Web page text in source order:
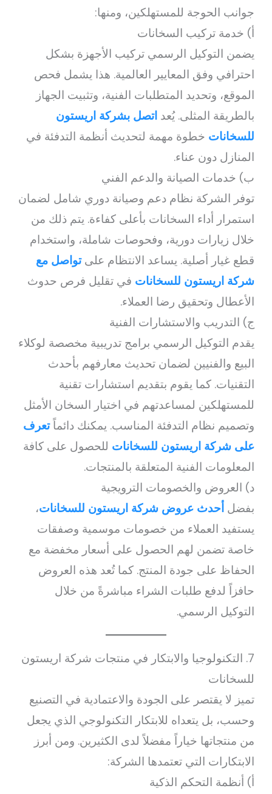
جوانب الحوجة للمستهلكين، ومنها:
أ) خدمة تركيب السخانات
يضمن التوكيل الرسمي تركيب الأجهزة بشكل
احترافي وفق المعايير العالمية. هذا يشمل فحص
الموقع، وتحديد المتطلبات الفنية، وتثبيت الجهاز
بالطريقة المثلى. يُعداتصل بشركة اريستون
للسخانات خطوة مهمة لتحديث أنظمة التدفئة في
المنازل دون عناء.
ب) خدمات الصيانة والدعم الفني
توفر الشركة نظام دعم وصيانة دوري شامل لضمان
استمرار أداء السخانات بأعلى كفاءة. يتم ذلك من
خلال زيارات دورية، وفحوصات شاملة، واستخدام
قطع غيار أصلية. يساعد الانتظام علىتواصل مع
شركة اريستون للسخانات في تقليل فرص حدوث
الأعطال وتحقيق رضا العملاء.
ج) التدريب والاستشارات الفنية
يقدم التوكيل الرسمي برامج تدريبية مخصصة لوكلاء
البيع والفنيين لضمان تحديث معارفهم بأحدث
التقنيات. كما يقوم بتقديم استشارات تقنية
للمستهلكين لمساعدتهم في اختيار السخان الأمثل
وتصميم نظام التدفئة المناسب. يمكنك دائماًتعرف
على شركة اريستون للسخانات للحصول على كافة
المعلومات الفنية المتعلقة بالمنتجات.
د) العروض والخصومات الترويجية
بفضلأحدث عروض شركة اريستون للسخانات،
يستفيد العملاء من خصومات موسمية وصفقات
خاصة تضمن لهم الحصول على أسعار مخفضة مع
الحفاظ على جودة المنتج. كما تُعد هذه العروض
حافزاً لدفع طلبات الشراء مباشرةً من خلال
التوكيل الرسمي.
7. التكنولوجيا والابتكار في منتجات شركة اريستون
للسخانات
تميز لا يقتصر على الجودة والاعتمادية في التصنيع
وحسب، بل يتعداه للابتكار التكنولوجي الذي يجعل
من منتجاتها خياراً مفضلاً لدى الكثيرين. ومن أبرز
الابتكارات التي تعتمدها الشركة:
أ) أنظمة التحكم الذكية